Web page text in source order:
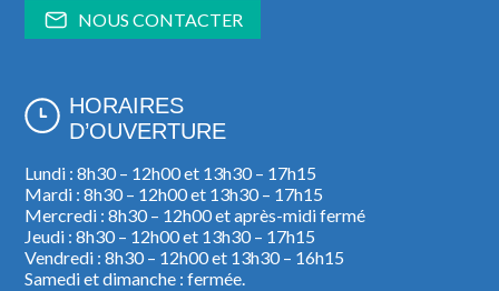
NOUS CONTACTER
HORAIRES
D’OUVERTURE
Lundi : 8h30 – 12h00 et 13h30 – 17h15
Mardi : 8h30 – 12h00 et 13h30 – 17h15
Mercredi : 8h30 – 12h00 et après-midi fermé
Jeudi : 8h30 – 12h00 et 13h30 – 17h15
Vendredi : 8h30 – 12h00 et 13h30 – 16h15
Samedi et dimanche : fermée.